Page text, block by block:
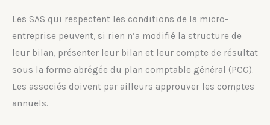
Les SAS qui respectent les conditions de la micro-
entreprise peuvent, si rien n’a modifié la structure de
leur bilan, présenter leur bilan et leur compte de résultat
sous la forme abrégée du plan comptable général (PCG).
Les associés doivent par ailleurs approuver les comptes
annuels.